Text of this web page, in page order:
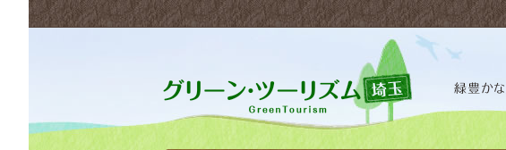
グリーンツーリズム埼玉 緑豊かな農山村で 楽しく！ 美味し